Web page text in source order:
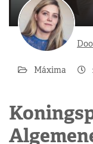
Máxima